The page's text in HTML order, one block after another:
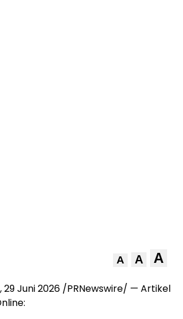
A A A
29 Juni 2026 /PRNewswire/ — Artikel